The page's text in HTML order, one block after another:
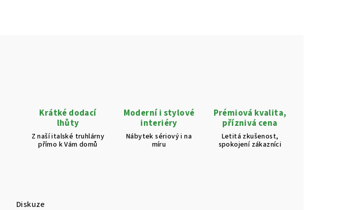
Krátké dodací
lhůty
Z naší italské truhlárny
přímo k Vám domů
Moderní i stylové
interiéry
Nábytek sériový i na
míru
Prémiová kvalita,
příznivá cena
Letitá zkušenost,
spokojení zákazníci
Diskuze